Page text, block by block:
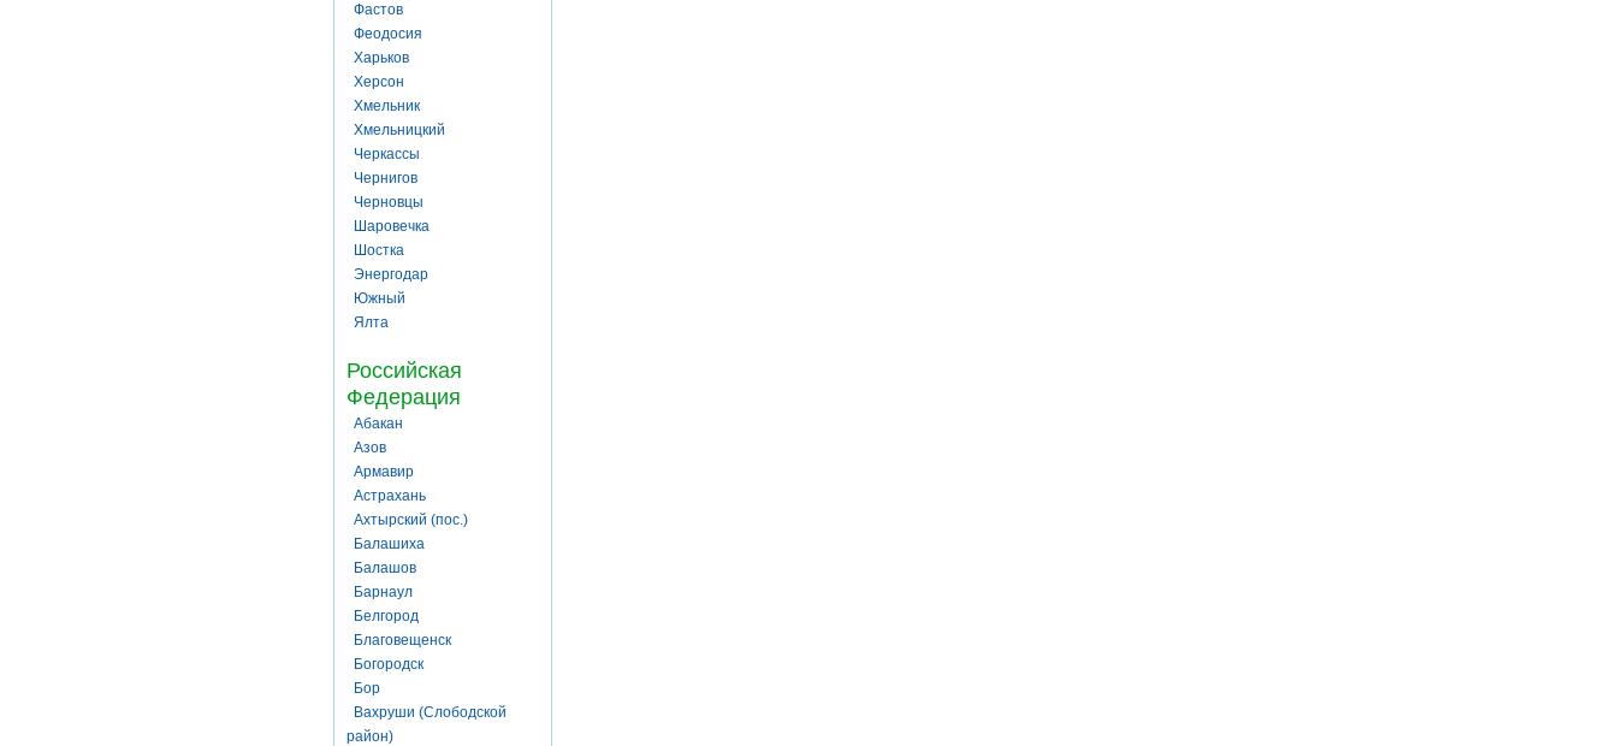
Фастов
Феодосия
Харьков
Херсон
Хмельник
Хмельницкий
Черкассы
Чернигов
Черновцы
Шаровечка
Шостка
Энергодар
Южный
Ялта
Российская
Федерация
Абакан
Азов
Армавир
Астрахань
Ахтырский (пос.)
Балашиха
Балашов
Барнаул
Белгород
Благовещенск
Богородск
Бор
Вахруши (Слободской
район)